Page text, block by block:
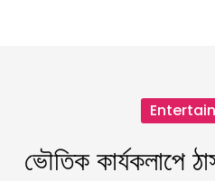
ভৌতিক কার্যকলাপে